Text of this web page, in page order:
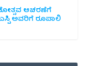
ಆಚರಣೆಗೆ
ಅವರಿಗೆ ರೂಪಾಲಿ